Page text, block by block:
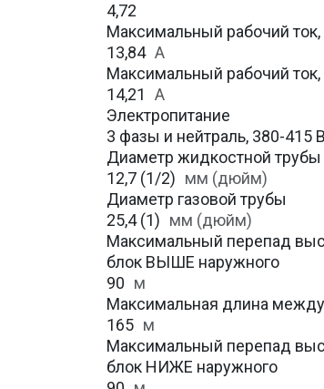
4,72
Максимальный рабочий
13,84 A
Максимальный рабочий ток,
14,21
А
Электропитание
3 фазы и нейтраль, 380-415
Диаметр жидкостной трубы
12,7 (1/2) мм (дюйм)
Диаметр газовой трубы
25,4 (1) мм (дюйм)
Максимальный перепад
блок ВЫШЕ наружного
90 м
Максимальная длина
165 м
Максимальный перепад
блок НИЖЕ наружного